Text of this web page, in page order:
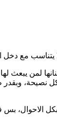
يتناسب مع
لمن يبعث
نصيحة،
بكل الاحوال،